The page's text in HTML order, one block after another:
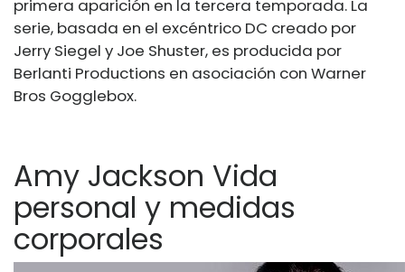
primera aparición en la tercera temporada. La
serie, basada en el excéntrico DC creado por
Jerry Siegel y Joe Shuster, es producida por
Berlanti Productions en asociación con Warner
Bros Gogglebox.
Amy Jackson Vida
personal y medidas
corporales